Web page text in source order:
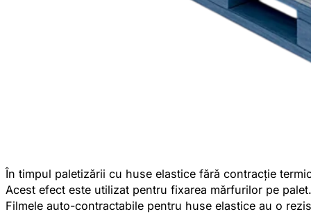
În timpul paletizării cu huse elastice fără contracție
Acest efect este utilizat pentru fixarea mărfurilor pe
Filmele auto-contractabile pentru huse elastice au o